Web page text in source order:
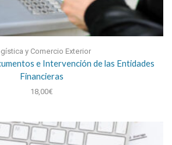
y Comercio Exterior
e Intervención de las Entidades
Financieras
18,00€